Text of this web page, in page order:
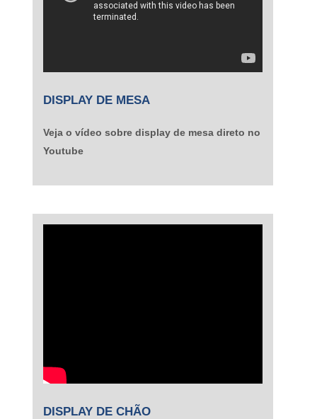
DISPLAY DE MESA
Veja o vídeo sobre display de mesa direto no
Youtube
DISPLAY DE CHÃO